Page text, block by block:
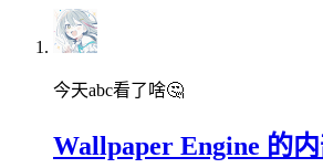
今天abc看了啥🤔
Wallpaper Engine 的